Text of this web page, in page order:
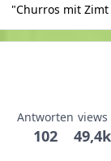
"Churros mit Zimt
Antworten
102
views
49,4k